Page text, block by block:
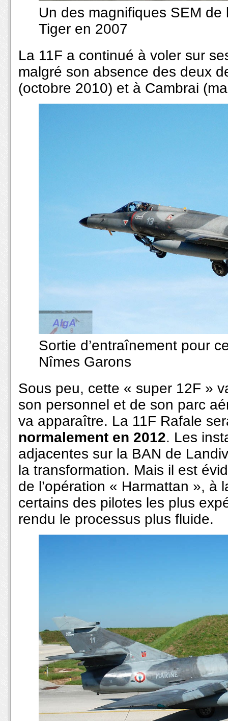
Un des magnifiques SEM de
Tiger en 2007
La 11F a continué à voler sur
malgré son absence des deux
(octobre 2010) et à Cambrai
Sortie d’entraînement pour
Nîmes Garons
Sous peu, cette « super 12F »
son personnel et de son parc
va apparaître. La 11F Rafale
normalement en 2012. Les
adjacentes sur la BAN de
la transformation. Mais il est
de l’opération « Harmattan », à
certains des pilotes les plus
rendu le processus plus fluide.